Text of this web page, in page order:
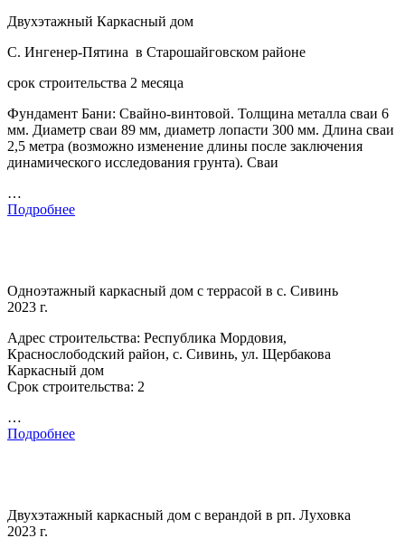
Двухэтажный Каркасный дом
С. Ингенер-Пятина в Старошайговском районе
срок строительства 2 месяца
Фундамент Бани: Свайно-винтовой. Толщина металла сваи 6
мм. Диаметр сваи 89 мм, диаметр лопасти 300 мм. Длина сваи
2,5 метра (возможно изменение длины после заключения
динамического исследования грунта). Сваи
…
Подробнее
Одноэтажный каркасный дом с террасой в с. Сивинь
2023 г.
Адрес строительства: Республика Мордовия,
Краснослободский район, с. Сивинь, ул. Щербакова
Каркасный дом
Срок строительства: 2
…
Подробнее
Двухэтажный каркасный дом с верандой в рп. Луховка
2023 г.